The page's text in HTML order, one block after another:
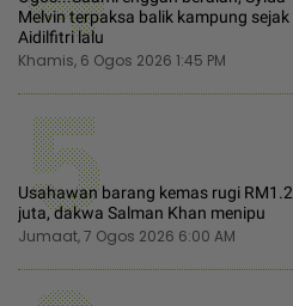
Melvin terpaksa balik kampung sejak
Aidilfitri lalu
Khamis, 6 Ogos 2026 1:45 PM
5
Usahawan barang kemas rugi RM1.2
juta, dakwa Salman Khan menipu
Jumaat, 7 Ogos 2026 6:00 AM